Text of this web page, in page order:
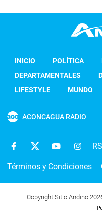
INICIO POLÍTICA
DEPARTAMENTALES
LIFESTYLE
MUNDO
ACONCAGUA RADIO
Términos y Condiciones
Copyright Sitio Andino